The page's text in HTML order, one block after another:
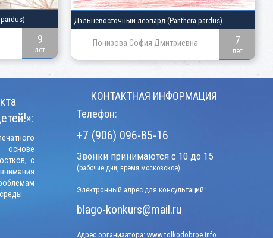
9
лет
Дальневосточный леопард (Panthera pardus)
Понизова София Дмитриевна 7
лет
основе
с
КОНТАКТНАЯ ИНФОРМАЦИЯ
Телефон:
+7 (906) 096-85-16
Звонки принимаются с 10 до 15
(рабочие дни, время московское)
Электронный адрес для консультаций:
blago-konkurs@mail.ru
Адрес организатора: www.tolkodobroe.info